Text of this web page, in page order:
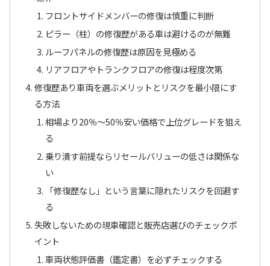
フロントサイドメンバーの修復は慎重に判断
ピラー（柱）の修復歴がある車は避けるのが無難
ルーフパネルの修復歴は原因を見極める
リアフロアやトランクフロアの修復は程度次第
修復歴あり車両を選ぶメリットとリスクを最小限にす
る方法
相場より20％〜50％安い価格で上位グレードを狙え
る
乗り潰す前提ならリセールバリューの低さは関係な
い
「修復歴なし」という言葉に隠れたリスクを回避す
る
失敗しないための現車確認と販売店選びのチェックポ
イント
車両状態評価書（鑑定書）を必ずチェックする